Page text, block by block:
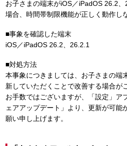
お子さまの端末がiOS／iPadOS 26.2
場合、時間帯制限機能が正しく動作し
■事象を確認した端末
iOS／iPadOS 26.2、26.2.1
■対処方法
本事象につきましては、お子さまの端
新していただくことで改善する場合が
お手数ではございますが、「設定」
ェアアップデート」より、更新が可能
願い申し上げます。